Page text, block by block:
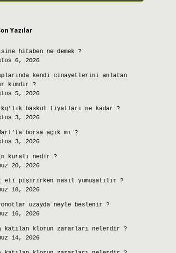
Yazılar
hitaben ne demek ?
6, 2026
kendi cinayetlerini anlatan
kimdir ?
5, 2026
kg’lık baskül fiyatları ne kadar ?
3, 2026
borsa açık mı ?
3, 2026
kuralı nedir ?
20, 2026
eti pişirirken nasıl yumuşatılır ?
18, 2026
uzayda neyle beslenir ?
16, 2026
katılan klorun zararları nelerdir ?
14, 2026